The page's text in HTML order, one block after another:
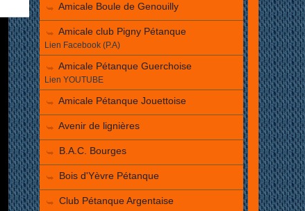
Amicale Boule de Genouilly
Amicale club Pigny Pétanque
Lien Facebook (P.A)
Amicale Pétanque Guerchoise
Lien YOUTUBE
Amicale Pétanque Jouettoise
Avenir de lignières
B.A.C. Bourges
Bois d'Yèvre Pétanque
Club Pétanque Argentaise